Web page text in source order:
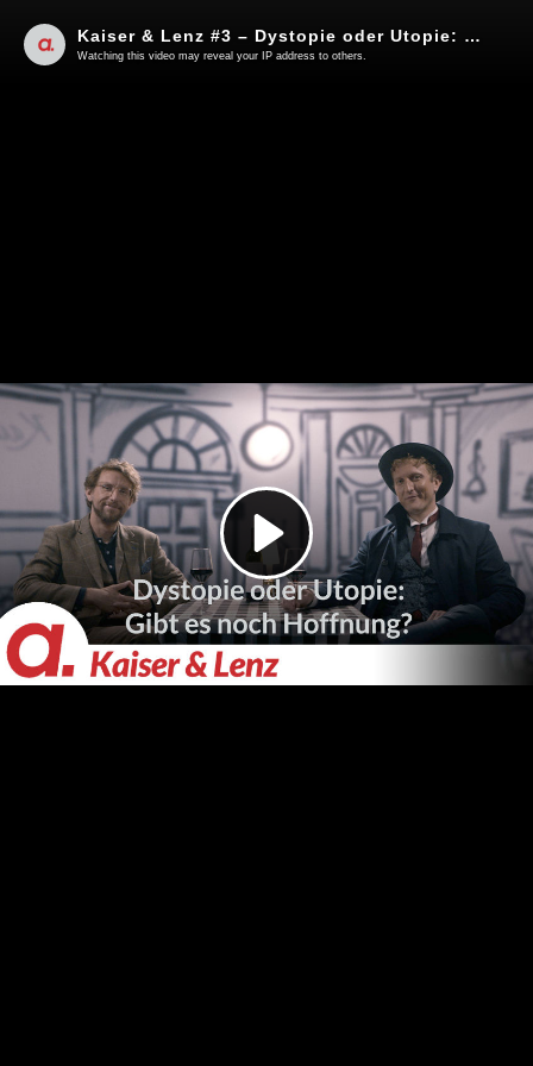
Play
Video
Kaiser & Lenz #3 – Dystopie oder Utopie: Gibt es noch Hoffnung?
Watching this video may reveal your IP address to others.